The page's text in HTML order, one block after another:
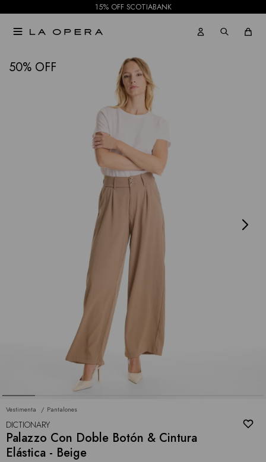
15% OFF SCOTIABANK

50
Vestimenta Pantalones
DICTIONARY
Palazzo Con Doble Botón & Cintura
Elástica - Beige
NOTIFICARME